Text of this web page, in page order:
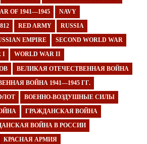
OF 1941—1945 NAVY
RED ARMY RUSSIA
EMPIRE SECOND WORLD WAR
I WORLD WAR II
ВЕЛИКАЯ ОТЕЧЕСТВЕННАЯ ВОЙНА
ВОЙНА 1941—1945 ГГ.
ВОЕННО-ВОЗДУШНЫЕ СИЛЫ
ГРАЖДАНСКАЯ ВОЙНА
ВОЙНА В РОССИИ
КРАСНАЯ АРМИЯ